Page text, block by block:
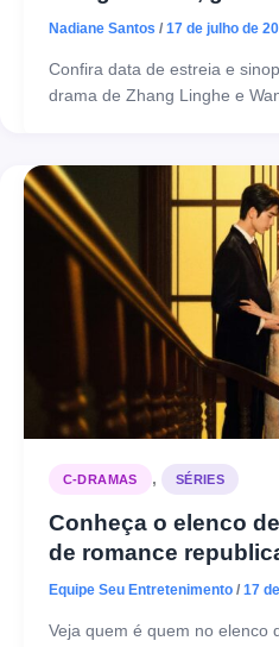
Nadiane Santos / 17 de julho de
Confira data de estreia e
drama de Zhang Linghe e
C-DRAMAS , SÉRIES
Conheça o elenco
de romance
Equipe Seu Entretenimento / 17
Veja quem é quem no elenco